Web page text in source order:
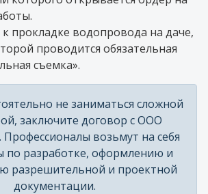
прокладке водопровода на даче,
проводится обязательная
съемка».
не заниматься сложной
заключите договор с ООО
Профессионалы возьмут на себя
по разработке, оформлению и
разрешительной и проектной
документации.